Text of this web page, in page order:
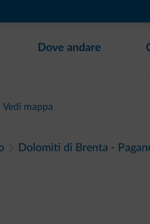
Dove andare
Vedi mappa
Dolomiti di Brenta -